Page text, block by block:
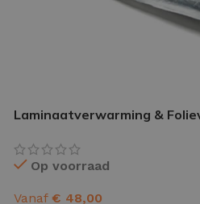
Laminaatverwarming &
Op voorraad
Vanaf € 48,00